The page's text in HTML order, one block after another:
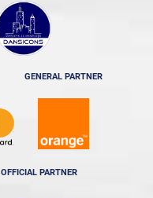
GENERAL PARTNER
OFFICIAL PARTNER